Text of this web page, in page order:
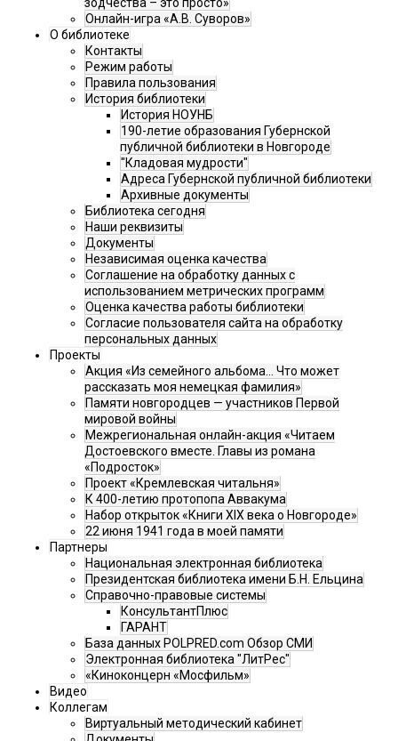
зодчества – это просто»
Онлайн-игра «А.В. Суворов»
О библиотеке
Контакты
Режим работы
Правила пользования
История библиотеки
История НОУНБ
190-летие образования Губернской
публичной библиотеки в Новгороде
"Кладовая мудрости"
Адреса Губернской публичной библиотеки
Архивные документы
Библиотека сегодня
Наши реквизиты
Документы
Независимая оценка качества
Соглашение на обработку данных с
использованием метрических программ
Оценка качества работы библиотеки
Согласие пользователя сайта на обработку
персональных данных
Проекты
Акция «Из семейного альбома... Что может
рассказать моя немецкая фамилия»
Памяти новгородцев — участников Первой
мировой войны
Межрегиональная онлайн-акция «Читаем
Достоевского вместе. Главы из романа
«Подросток»
Проект «Кремлевская читальня»
К 400-летию протопопа Аввакума
Набор открыток «Книги XIX века о Новгороде»
22 июня 1941 года в моей памяти
Партнеры
Национальная электронная библиотека
Президентская библиотека имени Б.Н. Ельцина
Справочно-правовые системы
КонсультантПлюс
ГАРАНТ
База данных POLPRED.com Обзор СМИ
Электронная библиотека "ЛитРес"
«Киноконцерн «Мосфильм»
Видео
Коллегам
Виртуальный методический кабинет